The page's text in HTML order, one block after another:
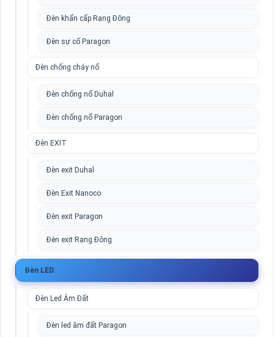
Đèn khẩn cấp Rạng Đông
Đèn sự cố Paragon
Đèn chống cháy nổ
Đèn chống nổ Duhal
Đèn chống nổ Paragon
Đèn EXIT
Đèn exit Duhal
Đèn Exit Nanoco
Đèn exit Paragon
Đèn exit Rạng Đông
Đèn LED
Đèn Led Âm Đất
Đèn led âm đất Paragon